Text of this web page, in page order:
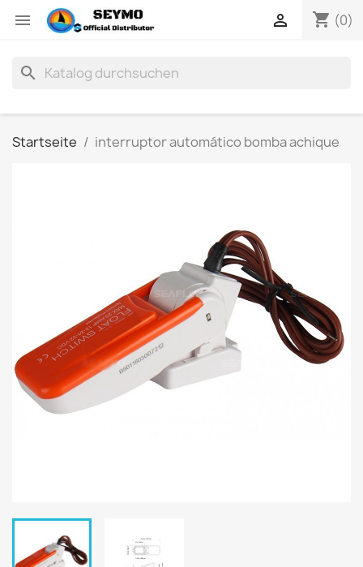
 shopping_cart (0)

search
Startseite interruptor automático bomba achique